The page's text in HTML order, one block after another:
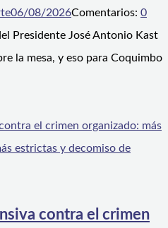
06/08/2026Comentarios: 0
Presidente José Antonio Kast
la mesa, y eso para Coquimbo
contra el crimen